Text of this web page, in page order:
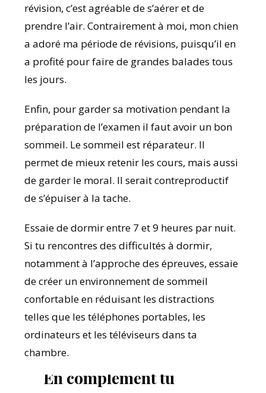
révision, c’est agréable de s’aérer et de
prendre l’air. Contrairement à moi, mon chien
a adoré ma période de révisions, puisqu’il en
a profité pour faire de grandes balades tous
les jours.
Enfin, pour garder sa motivation pendant la
préparation de l’examen il faut avoir un bon
sommeil. Le sommeil est réparateur. Il
permet de mieux retenir les cours, mais aussi
de garder le moral. Il serait contreproductif
de s’épuiser à la tache.
Essaie de dormir entre 7 et 9 heures par nuit.
Si tu rencontres des difficultés à dormir,
notamment à l’approche des épreuves, essaie
de créer un environnement de sommeil
confortable en réduisant les distractions
telles que les téléphones portables, les
ordinateurs et les téléviseurs dans ta
chambre.
En complément tu